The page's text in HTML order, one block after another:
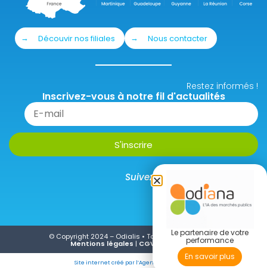
Découvir nos filiales Nous contacter
Restez informés !
Inscrivez-vous à notre fil d'actualités
Suivez-nous sur les réseaux :
© Copyright 2024 – Odialis • Tous Droits Réservés
Mentions légales | CGV Glossaire
Site internet créé par l’Agence Quarante3
Le partenaire de votre
performance
En savoir plus